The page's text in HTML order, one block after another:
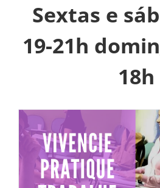
Sextas e
19-21h
18h